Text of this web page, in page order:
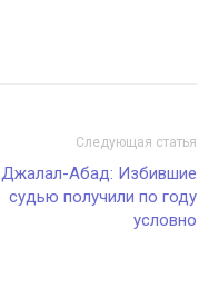
Следующая статья
Джалал-Абад: Избившие
судью получили по году
условно